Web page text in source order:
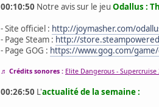
00:10:50 Notre avis sur le jeu Odallus :
- Site officiel : http://joymasher.com/
- Page Steam : http://
- Page GOG : https://www.gog.com/game/
♬ Crédits sonores : Elite Dangerous - Supercruise
00:26:50 L'actualité de la semaine :